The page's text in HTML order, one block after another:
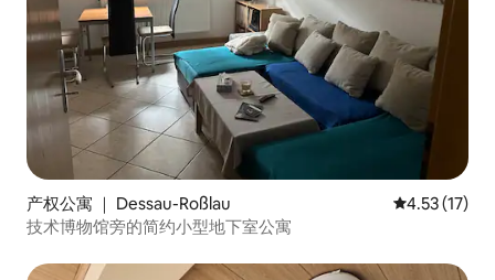
产权公寓 ｜ Dessau-Roßlau 平均评分
4.53 (17)
技术博物馆旁的简约小型地下室公寓